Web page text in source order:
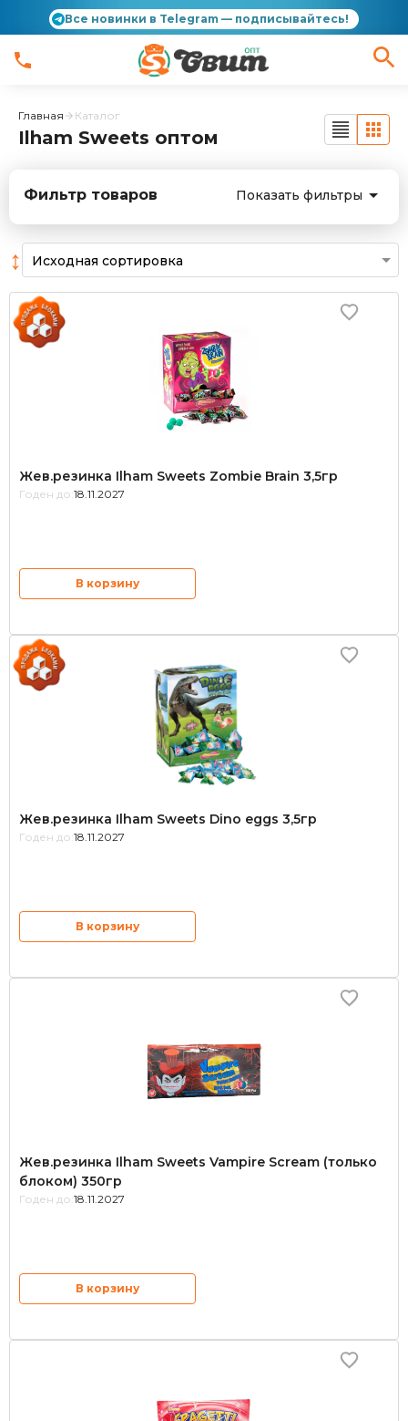
Все новинки в Telegram — подписывайтесь!
Главная Каталог
Ilham Sweets оптом
Фильтр товаров Показать фильтры
↕
Жев.резинка Ilham Sweets Zombie Brain 3,5гр
Годен до: 18.11.2027
В корзину
Жев.резинка Ilham Sweets Dino eggs 3,5гр
Годен до: 18.11.2027
В корзину
Жев.резинка Ilham Sweets Vampire Scream (только
блоком) 350гр
Годен до: 18.11.2027
В корзину